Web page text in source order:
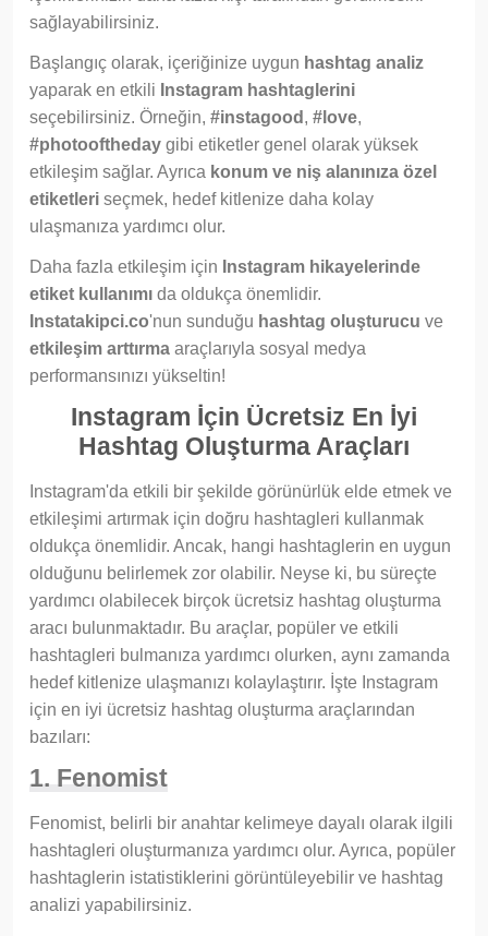
sağlayabilirsiniz.
Başlangıç olarak, içeriğinize uygun hashtag analiz
yaparak en etkili Instagram hashtaglerini
seçebilirsiniz. Örneğin, #instagood , #love,
#photooftheday gibi etiketler genel olarak yüksek
etkileşim sağlar. Ayrıca konum ve niş alanınıza özel
etiketleri seçmek, hedef kitlenize daha kolay
ulaşmanıza yardımcı olur.
Daha fazla etkileşim için Instagram hikayelerinde
etiket kullanımı da oldukça önemlidir.
Instatakipci.co'nun sunduğu hashtag oluşturucu ve
etkileşim arttırma araçlarıyla sosyal medya
performansınızı yükseltin!
Instagram İçin Ücretsiz En İyi
Hashtag Oluşturma Araçları
Instagram'da etkili bir şekilde görünürlük elde etmek ve
etkileşimi artırmak için doğru hashtagleri kullanmak
oldukça önemlidir. Ancak, hangi hashtaglerin en uygun
olduğunu belirlemek zor olabilir. Neyse ki, bu süreçte
yardımcı olabilecek birçok ücretsiz hashtag oluşturma
aracı bulunmaktadır. Bu araçlar, popüler ve etkili
hashtagleri bulmanıza yardımcı olurken, aynı zamanda
hedef kitlenize ulaşmanızı kolaylaştırır. İşte Instagram
için en iyi ücretsiz hashtag oluşturma araçlarından
bazıları:
1. Fenomist
Fenomist, belirli bir anahtar kelimeye dayalı olarak ilgili
hashtagleri oluşturmanıza yardımcı olur. Ayrıca, popüler
hashtaglerin istatistiklerini görüntüleyebilir ve hashtag
analizi yapabilirsiniz.